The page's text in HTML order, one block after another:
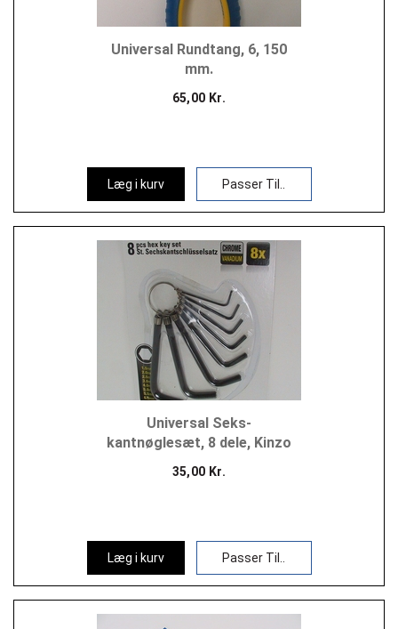
Universal Rundtang, 6, 150
mm.
65,00 Kr.
Læg i kurv Passer Til..
Universal Seks-
kantnøglesæt, 8 dele, Kinzo
35,00 Kr.
Læg i kurv Passer Til..